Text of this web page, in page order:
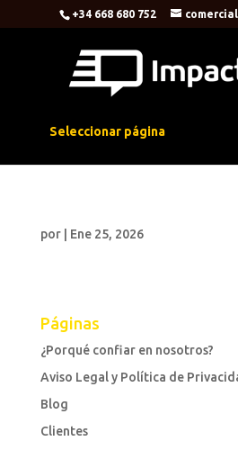
+34 668 680 752
Seleccionar página
por Ene 25, 2026
Páginas
¿Porqué confiar en nosotros?
Aviso Legal y Política de
Blog
Clientes